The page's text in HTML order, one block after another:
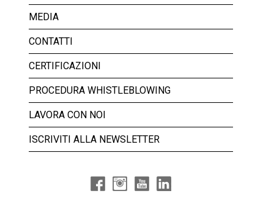
MEDIA
CONTATTI
CERTIFICAZIONI
PROCEDURA WHISTLEBLOWING
LAVORA CON NOI
ISCRIVITI ALLA NEWSLETTER